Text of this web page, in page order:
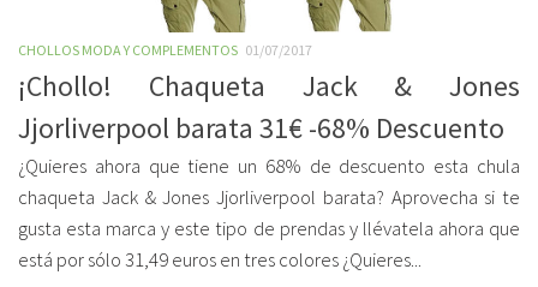
CHOLLOS MODA Y COMPLEMENTOS 01/07/2017
¡Chollo! Chaqueta Jack & Jones
Jjorliverpool barata 31€ -68% Descuento
¿Quieres ahora que tiene un 68% de descuento esta chula
chaqueta Jack & Jones Jjorliverpool barata? Aprovecha si te
gusta esta marca y este tipo de prendas y llévatela ahora que
está por sólo 31,49 euros en tres colores ¿Quieres...